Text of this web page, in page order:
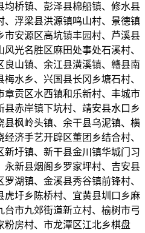
均桥镇、彭泽县棉船镇、修水县
、浮梁县洪源镇鸣山村、景德镇
市安源区高坑镇丰园村、芦溪县
光名胜区麻田处事处石溪村、
良山镇、余江县潢溪镇、赣县南
水乡、兴国县长冈乡塘石村、
章贡区水西镇和乐新村、丰城市
县赤岸镇下坑村、靖安县水口乡
县枫岭头镇、余干县乌泥镇、横
济手艺开辟区董团乡结合村、
新圩镇、新干县金川镇华城门习
永新县烟阁乡罗家坪村、吉安县
湖镇、金溪县秀谷镇前锋村、
虎圩乡陈桥村、宜黄县圳口乡麻
市九郊街道新立村、榆树市弓
粉房村、市龙潭区江北乡棋盘